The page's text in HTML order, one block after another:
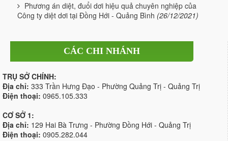
Phương án diệt, đuổi dơi hiệu quả chuyên nghiệp của
Công ty diệt dơi tại Đồng Hới - Quảng Bình (26/12/2021)
CÁC CHI NHÁNH
TRỤ SỞ CHÍNH:
Địa chỉ: 333 Trần Hưng Đạo - Phường Quảng Trị - Quảng Trị
Điện thoại: 0965.105.333
CƠ SỞ 1:
Địa chỉ: 129 Hai Bà Trưng - Phường Đồng Hới - Quảng Trị
Điện thoại: 0905.282.044